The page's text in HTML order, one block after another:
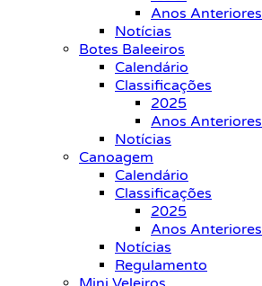
Anos Anteriores
Notícias
Botes Baleeiros
Calendário
Classificações
2025
Anos Anteriores
Notícias
Canoagem
Calendário
Classificações
2025
Anos Anteriores
Notícias
Regulamento